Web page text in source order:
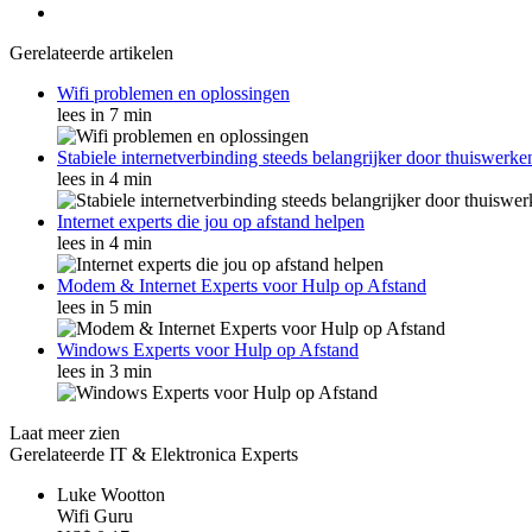
Gerelateerde artikelen
Wifi problemen en oplossingen
lees in 7 min
Stabiele internetverbinding steeds belangrijker door
lees in 4 min
Internet experts die jou op afstand helpen
lees in 4 min
Modem & Internet Experts voor Hulp op Afstand
lees in 5 min
Windows Experts voor Hulp op Afstand
lees in 3 min
Laat meer zien
Gerelateerde IT & Elektronica Experts
Luke Wootton
Wifi Guru